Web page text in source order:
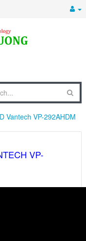
Vantech VP-292AHDM
VP-